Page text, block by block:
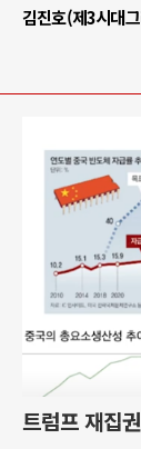
김진호(제3시대
트럼프 재집